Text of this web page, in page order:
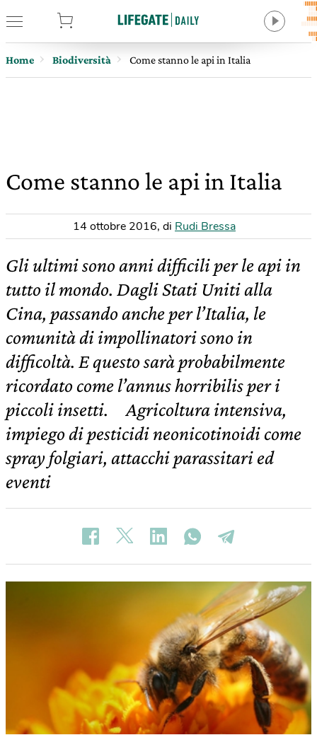
Home Biodiversità Come stanno le api in Italia
Come stanno le api in Italia
14 ottobre 2016, di Rudi Bressa
Gli ultimi sono anni difficili per le api in
tutto il mondo. Dagli Stati Uniti alla
Cina, passando anche per l’Italia, le
comunità di impollinatori sono in
difficoltà. E questo sarà probabilmente
ricordato come l’annus horribilis per i
piccoli insetti. Agricoltura intensiva,
impiego di pesticidi neonicotinoidi come
spray folgiari, attacchi parassitari ed
eventi